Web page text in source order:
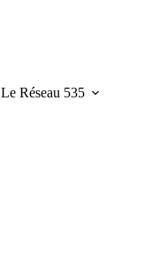
Le Réseau 535